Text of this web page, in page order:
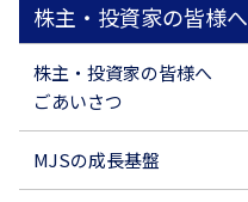
株主・投資家の皆様へ
株主・投資家の皆様へ
ごあいさつ
MJSの成長基盤